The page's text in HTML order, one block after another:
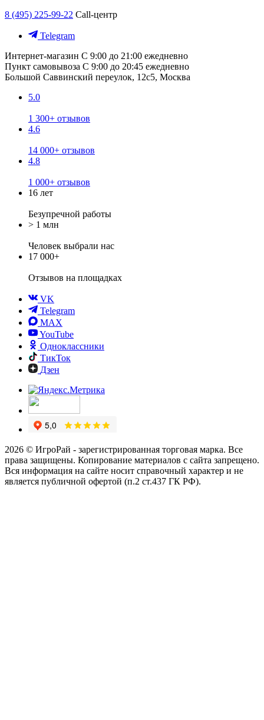
8 (495) 225-99-22 Call-центр
Telegram
Интернет-магазин С 9:00 до 21:00 ежедневно
Пункт самовывоза С 9:00 до 20:45 ежедневно
Большой Саввинский переулок, 12с5, Москва
5.0
1 300+ отзывов
4.6
14 000+ отзывов
4.8
1 000+ отзывов
16 лет
Безупречной работы
> 1 млн
Человек выбрали нас
17 000+
Отзывов на площадках
VK
Telegram
MAX
YouTube
Одноклассники
ТикТок
Дзен
2026 © ИгроРай - зарегистрированная торговая марка. Все
права защищены. Копирование материалов с сайта запрещено.
Вся информация на сайте носит справочный характер и не
является публичной офертой (п.2 ст.437 ГК РФ).